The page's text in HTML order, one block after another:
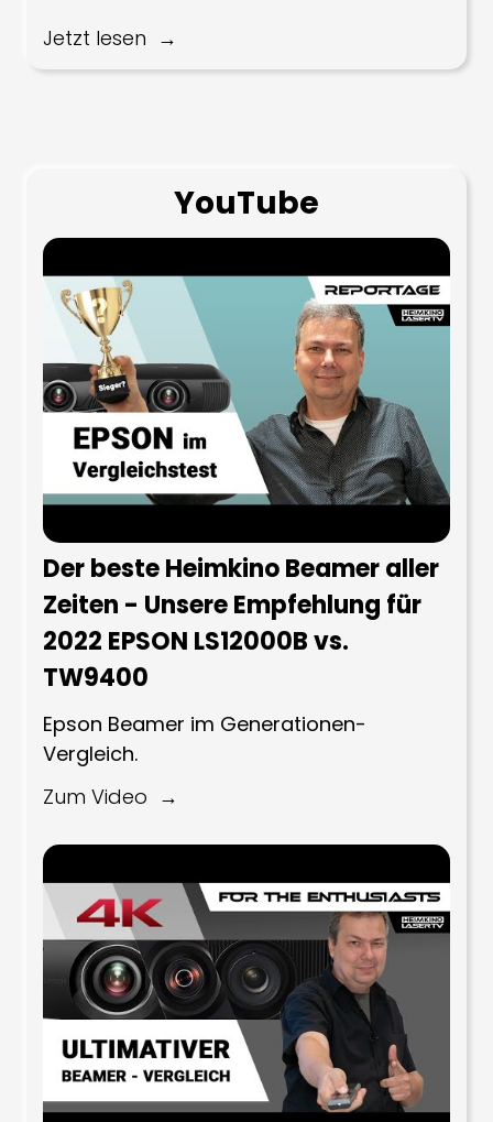
Jetzt lesen
YouTube
Der beste Heimkino Beamer aller
Zeiten - Unsere Empfehlung für
2022 EPSON LS12000B vs.
TW9400
Epson Beamer im Generationen-
Vergleich.
Zum Video